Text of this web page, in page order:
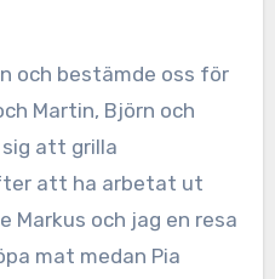
och bestämde oss för
Martin, Björn och
sig att grilla
att ha arbetat ut
Markus och jag en resa
mat medan Pia